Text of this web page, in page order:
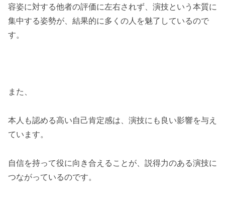
容姿に対する他者の評価に左右されず、演技という本質に
集中する姿勢が、結果的に多くの人を魅了しているので
す。
また、
本人も認める高い自己肯定感は、演技にも良い影響を与え
ています。
自信を持って役に向き合えることが、説得力のある演技に
つながっているのです。